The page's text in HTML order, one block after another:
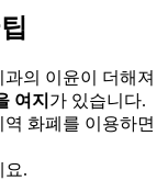
의 이윤이 더해져
여지 가 있습니다.
화폐를 이용하면
요.